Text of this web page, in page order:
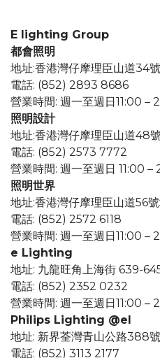
E lighting Group
都會照明
地址:香港灣仔摩理臣山道34
電話: (852) 2893 8686
營業時間: 週一至週日11:00 –
照明設計
地址:香港灣仔摩理臣山道48
電話: (852) 2573 7772
營業時間: 週一至週日 11:00 –
照明世界
地址:香港灣仔摩理臣山道56
電話: (852) 2572 6118
營業時間: 週一至週日11:00 –
e Lighting
地址: 九龍旺角上海街 639-
電話: (852) 2352 0232
營業時間: 週一至週日11:00 –
Philips Lighting @el
地址: 新界荃灣青山公路388
電話: (852) 3113 2177